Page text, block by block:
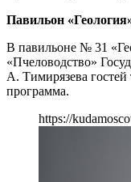
Павильон
В павильоне № 31
«Пчеловодство»
А. Тимирязева
программа.
https://